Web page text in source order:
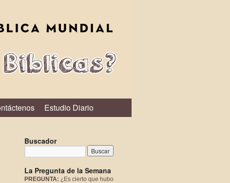
Estudio Diario
Buscador
La Pregunta de la Semana
PREGUNTA: ¿Es cierto que hubo